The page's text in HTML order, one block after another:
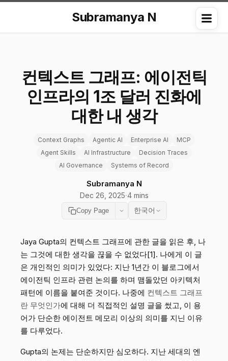
Subramanya N
컨텍스트 그래프: 에이전틱
인프라의 1조 달러 진화에
대한 내 생각
Context Graphs Agentic AI Enterprise AI
MCP
Agent Skills
AI Infrastructure
Decision Traces
AI Governance
Systems of Record
Subramanya N
Dec 26, 2025·4 mins
Copy Page 한국어
Jaya Gupta의 컨텍스트 그래프에 관한 글을 읽은 후, 나
는 그것에 대한 생각을 끊을 수 없었다[1]. 나에게 이 글
은 개인적인 의미가 있었다: 지난 1년간 이 블로그에서
에이전틱 인프라 관련 논의를 하며 맴돌았던 아키텍처
패턴에 이름을 붙여준 것이다. 나중에 컨텍스트 그래프
란 무엇인가에 대해 더 직접적인 설명 글을 썼고, 이 용
어가 단순한 에이전트 메모리 이상의 의미를 지닌 이유
를 다루었다.
Gupta의 논제는 단순하지만 심오하다. 지난 세대의 엔